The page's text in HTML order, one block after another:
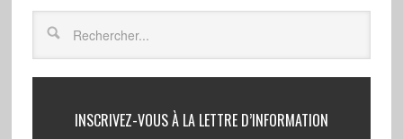
INSCRIVEZ-VOUS À LA LETTRE D’INFORMATION